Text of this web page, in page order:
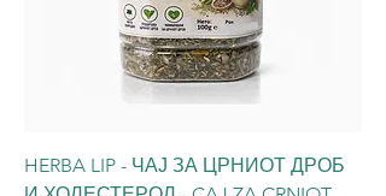
HERBA LIP - ЧАЈ ЗА ЦРНИОТ ДРОБ